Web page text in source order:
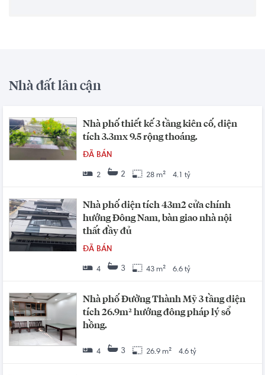
Nhà đất lân cận
Nhà phố thiết kế 3 tầng kiên cố, diện
tích 3.3mx 9.5 rộng thoáng.
ĐÃ BÁN
2 2 28 m² 4.1 tỷ
Nhà phố diện tích 43m2 cửa chính
hướng Đông Nam, bàn giao nhà nội
thất đầy đủ
ĐÃ BÁN
4 3 43 m² 6.6 tỷ
Nhà phố Đường Thành Mỹ 3 tầng diện
tích 26.9m² hướng đông pháp lý sổ
hồng.
4 3 26.9 m² 4.6 tỷ